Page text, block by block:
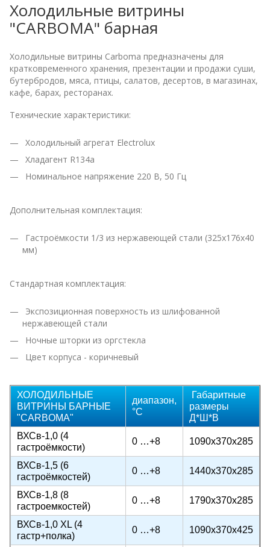
Холодильные витрины
"CARBOMA" барная
Холодильные витрины Carboma предназначены для
кратковременного хранения, презентации и продажи суши,
бутербродов, мяса, птицы, салатов, десертов, в магазинах,
кафе, барах, ресторанах.
Технические характеристики:
Холодильный агрегат Electrolux
Хладагент R134a
Номинальное напряжение 220 В, 50 Гц
Дополнительная комплектация:
Гастроёмкости 1/3 из нержавеющей стали (325х176х40
мм)
Стандартная комплектация:
Экспозиционная поверхность из шлифованной
нержавеющей стали
Ночные шторки из оргстекла
Цвет корпуса - коричневый
ХОЛОДИЛЬНЫЕ
ВИТРИНЫ БАРНЫЕ
"CARBOMA"
диапазон,
°C
Габаритные
размеры
Д*Ш*В
ВХСв-1,0 (4
гастроёмкости)
0 …+8 1090х370х285
ВХСв-1,5 (6
гастроёмкостей)
0 …+8 1440х370х285
ВХСв-1,8 (8
гастроемкостей)
0 …+8 1790х370х285
ВХСв-1,0 XL (4
гастр+полка)
0 …+8 1090х370х425